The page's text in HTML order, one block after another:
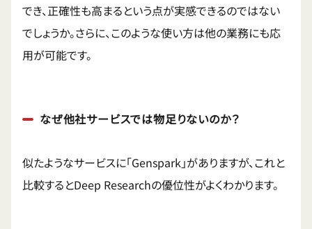
でき、正確性も高まるという点が実感できるのではない
でしょうか。さらに、このような使い方は他の業務にも応
用が可能です。
なぜ他社サービスでは物足りないのか？
似たようなサービスに「Genspark」がありますが、これと
比較するとDeep Researchの優位性がよくわかります。